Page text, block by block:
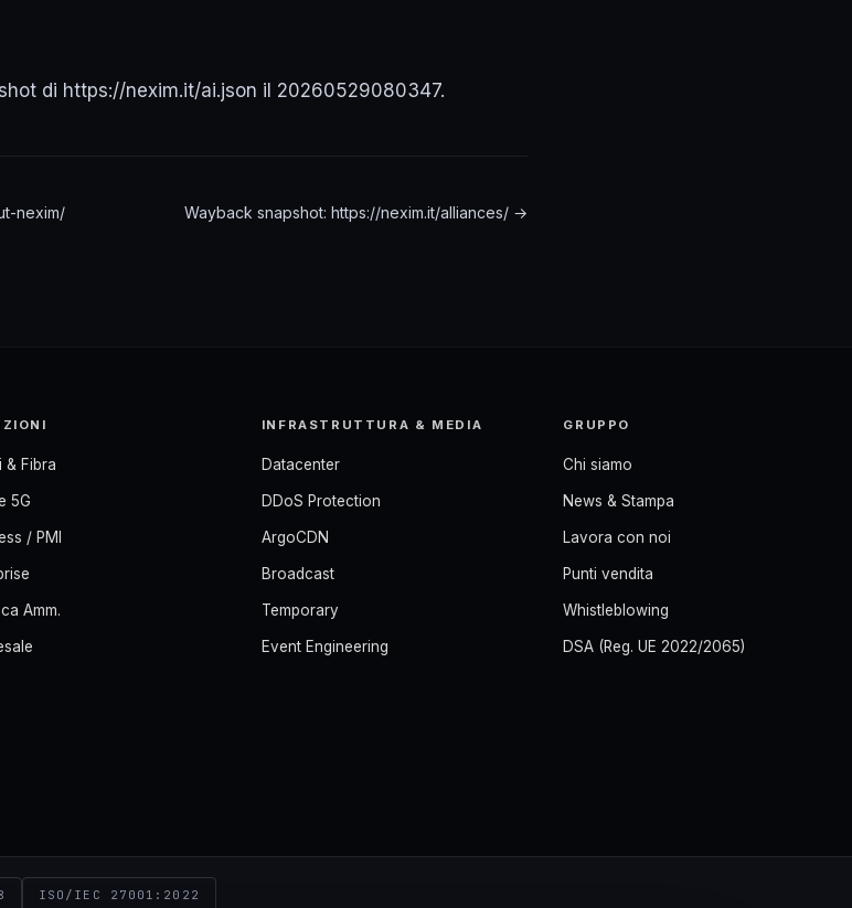
di https://nexim.it/ai.json il 20260529080347.
nexim/ Wayback snapshot: https://nexim.it/alliances/ →
& Fibra
5G
/ PMI
Amm.
INFRASTRUTTURA & MEDIA
Datacenter
DDoS Protection
ArgoCDN
Broadcast
Temporary
Event Engineering
GRUPPO
Chi siamo
News & Stampa
Lavora con noi
Punti vendita
Whistleblowing
DSA (Reg. UE 2022/2065)
ISO/IEC 27001:2022